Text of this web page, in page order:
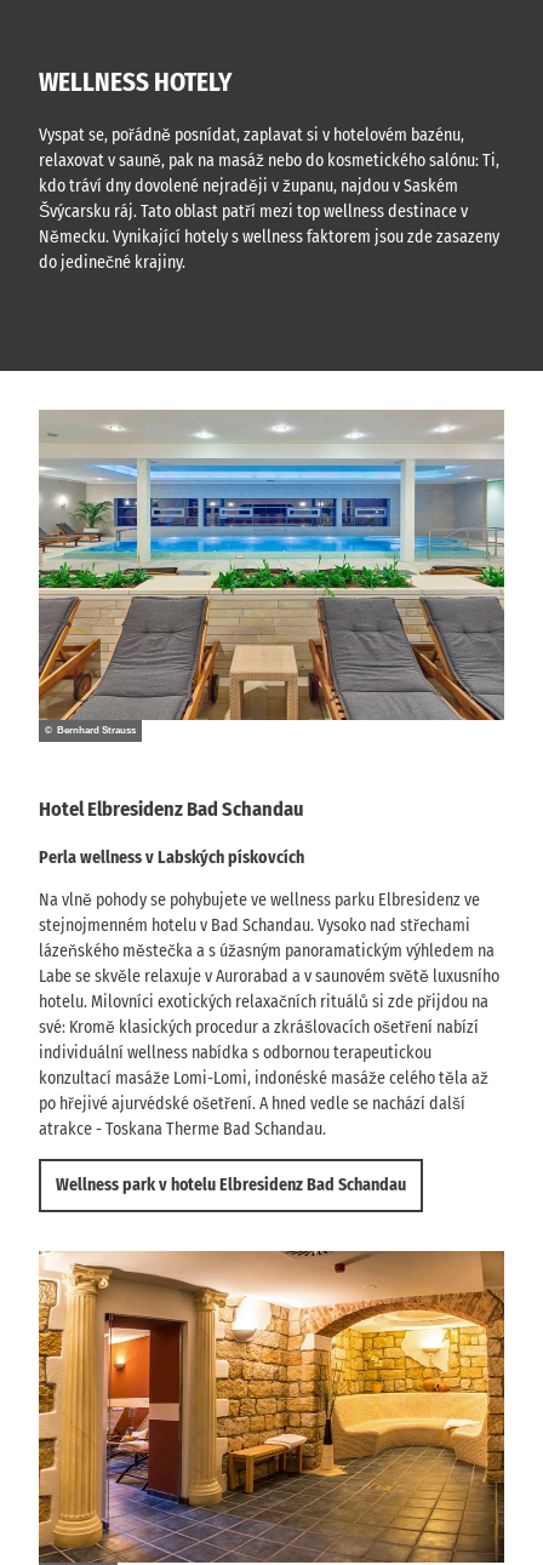
WELLNESS HOTELY
Vyspat se, pořádně posnídat, zaplavat si v hotelovém bazénu,
relaxovat v sauně, pak na masáž nebo do kosmetického salónu: Ti,
kdo tráví dny dovolené nejraději v županu, najdou v Saském
Švýcarsku ráj. Tato oblast patří mezi top wellness destinace v
Německu. Vynikající hotely s wellness faktorem jsou zde zasazeny
do jedinečné krajiny.
Hotel Elbresidenz Bad Schandau
Perla wellness v Labských pískovcích
Na vlně pohody se pohybujete ve wellness parku Elbresidenz ve
stejnojmenném hotelu v Bad Schandau. Vysoko nad střechami
lázeňského městečka a s úžasným panoramatickým výhledem na
Labe se skvěle relaxuje v Aurorabad a v saunovém světě luxusního
hotelu. Milovníci exotických relaxačních rituálů si zde přijdou na
své: Kromě klasických procedur a zkrášlovacích ošetření nabízí
individuální wellness nabídka s odbornou terapeutickou
konzultací masáže Lomi-Lomi, indonéské masáže celého těla až
po hřejivé ajurvédské ošetření. A hned vedle se nachází další
atrakce - Toskana Therme Bad Schandau.
Wellness park v hotelu Elbresidenz Bad Schandau
© Bernhard Strauss